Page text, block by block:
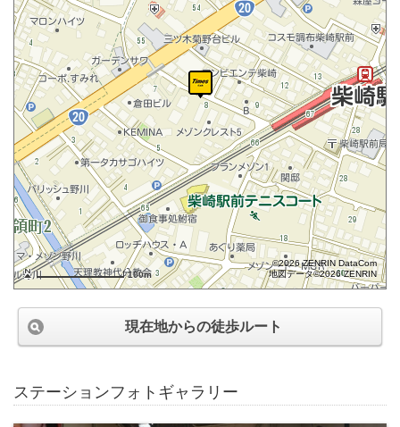
100m
©2026 ZENRIN DataCom
地図データ©2026 ZENRIN
現在地からの徒歩ルート
ステーションフォトギャラリー